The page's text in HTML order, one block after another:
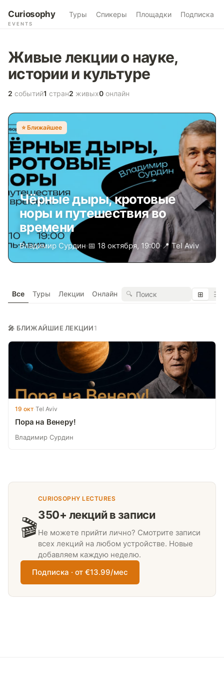
Curiosophy
EVENTS
Туры Спикеры Площадки Подписка
Живые лекции о науке,
истории и культуре
2 событий1 стран2 живых0 онлайн
⭐️ Ближайшее
Чёрные дыры, кротовые
норы и путешествия во
времени
Владимир Сурдин·📅 18 октября, 19:00·📍 Tel Aviv
Все Туры Лекции Онлайн 🔍 ⊞ ☰
🎤 БЛИЖАЙШИЕ ЛЕКЦИИ1
19 окт·Tel Aviv
Пора на Венеру!
Владимир Сурдин
🎬
CURIOSOPHY LECTURES
350+ лекций в записи
Не можете прийти лично? Смотрите записи
всех лекций на любом устройстве. Новые
добавляем каждую неделю.
Подписка · от €13.99/мес